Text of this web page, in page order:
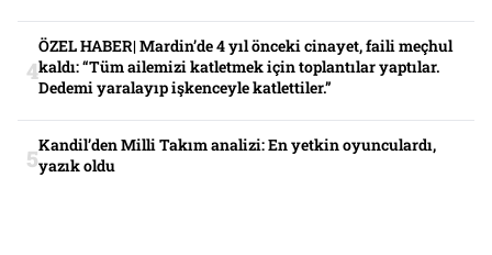
ÖZEL HABER| Mardin’de 4 yıl önceki cinayet, faili meçhul
kaldı: “Tüm ailemizi katletmek için toplantılar yaptılar.
Dedemi yaralayıp işkenceyle katlettiler.”
Kandil’den Milli Takım analizi: En yetkin oyunculardı,
yazık oldu